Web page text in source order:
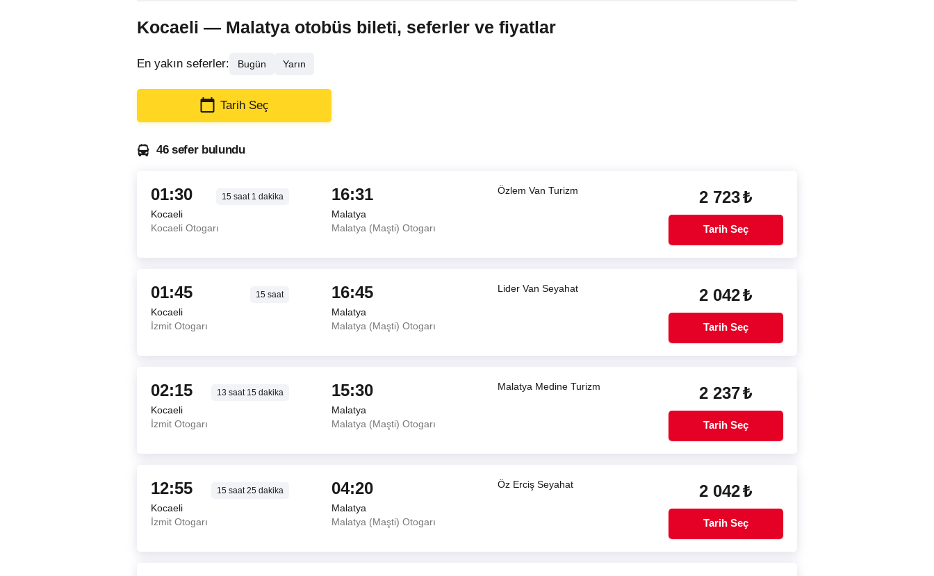
Kocaeli — Malatya otobüs bileti, seferler ve fiyatlar
En yakın seferler: Bugün Yarın
Tarih Seç
46 sefer bulundu
01:30 15 saat1 dakika
Kocaeli
Kocaeli Otogarı
16:31
Malatya
Malatya (Maşti) Otogarı
Özlem Van Turizm 2 723₺
Tarih Seç
01:45 15 saat
Kocaeli
İzmit Otogarı
16:45
Malatya
Malatya (Maşti) Otogarı
Lider Van Seyahat 2 042₺
Tarih Seç
02:15 13 saat15 dakika
Kocaeli
İzmit Otogarı
15:30
Malatya
Malatya (Maşti) Otogarı
Malatya Medine Turizm 2 237₺
Tarih Seç
12:55 15 saat25 dakika
Kocaeli
İzmit Otogarı
04:20
Malatya
Malatya (Maşti) Otogarı
Öz Erciş Seyahat 2 042₺
Tarih Seç